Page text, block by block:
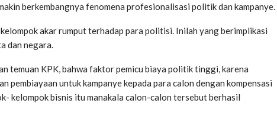
berkembangnya fenomena profesionalisasi politik dan kampanye.
akar rumput terhadap para politisi. Inilah yang berimplikasi
dan negara.
temuan KPK, bahwa faktor pemicu biaya politik tinggi, karena
pembiayaan untuk kampanye kepada para calon dengan kompensasi
kelompok bisnis itu manakala calon-calon tersebut berhasil